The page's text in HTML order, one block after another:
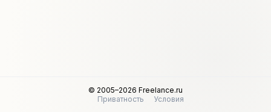
© 2005–2026 Freelance.ru
Приватность
Условия